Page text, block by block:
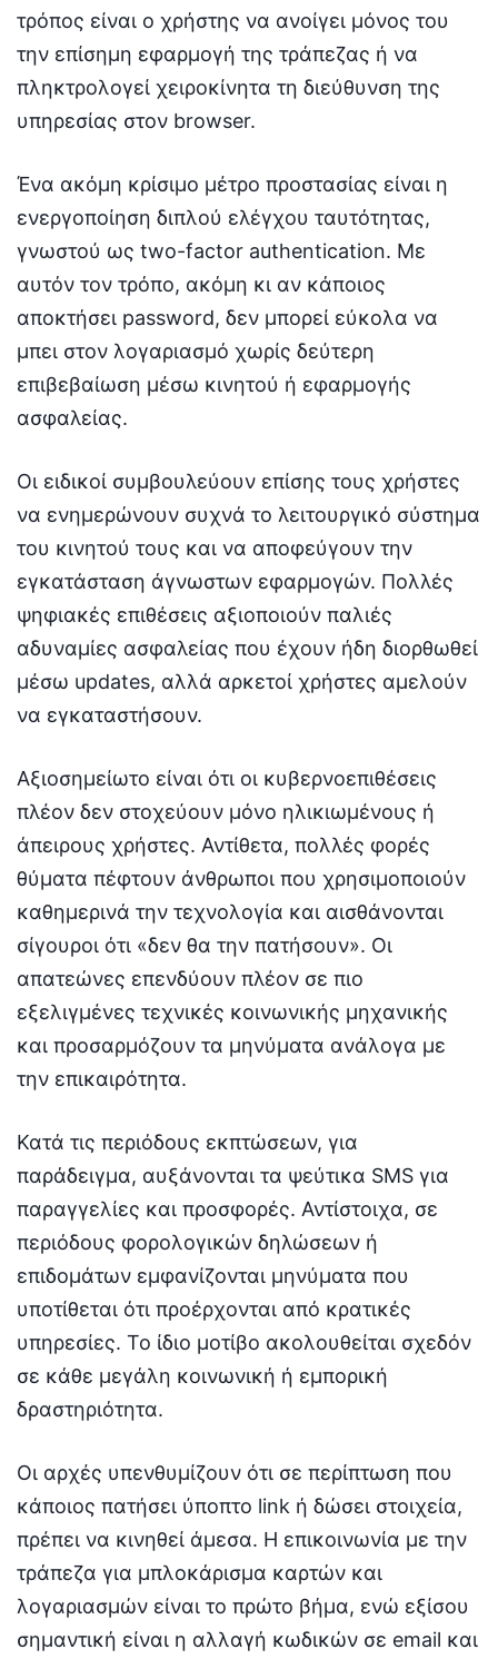
τρόπος είναι ο χρήστης να ανοίγει μόνος του
την επίσημη εφαρμογή της τράπεζας ή να
πληκτρολογεί χειροκίνητα τη διεύθυνση της
υπηρεσίας στον browser.
Ένα ακόμη κρίσιμο μέτρο προστασίας είναι η
ενεργοποίηση διπλού ελέγχου ταυτότητας,
γνωστού ως two-factor authentication. Με
αυτόν τον τρόπο, ακόμη κι αν κάποιος
αποκτήσει password, δεν μπορεί εύκολα να
μπει στον λογαριασμό χωρίς δεύτερη
επιβεβαίωση μέσω κινητού ή εφαρμογής
ασφαλείας.
Οι ειδικοί συμβουλεύουν επίσης τους χρήστες
να ενημερώνουν συχνά το λειτουργικό σύστημα
του κινητού τους και να αποφεύγουν την
εγκατάσταση άγνωστων εφαρμογών. Πολλές
ψηφιακές επιθέσεις αξιοποιούν παλιές
αδυναμίες ασφαλείας που έχουν ήδη διορθωθεί
μέσω updates, αλλά αρκετοί χρήστες αμελούν
να εγκαταστήσουν.
Αξιοσημείωτο είναι ότι οι κυβερνοεπιθέσεις
πλέον δεν στοχεύουν μόνο ηλικιωμένους ή
άπειρους χρήστες. Αντίθετα, πολλές φορές
θύματα πέφτουν άνθρωποι που χρησιμοποιούν
καθημερινά την τεχνολογία και αισθάνονται
σίγουροι ότι «δεν θα την πατήσουν». Οι
απατεώνες επενδύουν πλέον σε πιο
εξελιγμένες τεχνικές κοινωνικής μηχανικής
και προσαρμόζουν τα μηνύματα ανάλογα με
την επικαιρότητα.
Κατά τις περιόδους εκπτώσεων, για
παράδειγμα, αυξάνονται τα ψεύτικα SMS για
παραγγελίες και προσφορές. Αντίστοιχα, σε
περιόδους φορολογικών δηλώσεων ή
επιδομάτων εμφανίζονται μηνύματα που
υποτίθεται ότι προέρχονται από κρατικές
υπηρεσίες. Το ίδιο μοτίβο ακολουθείται σχεδόν
σε κάθε μεγάλη κοινωνική ή εμπορική
δραστηριότητα.
Οι αρχές υπενθυμίζουν ότι σε περίπτωση που
κάποιος πατήσει ύποπτο link ή δώσει στοιχεία,
πρέπει να κινηθεί άμεσα. Η επικοινωνία με την
τράπεζα για μπλοκάρισμα καρτών και
λογαριασμών είναι το πρώτο βήμα, ενώ εξίσου
σημαντική είναι η αλλαγή κωδικών σε email και